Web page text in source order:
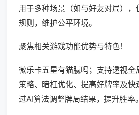
用于多种场景（如与好友对局），
规则，维护公平环境。
聚焦相关游戏功能优势与特色！
微乐卡五星有猫腻吗；支持透视全
策略、暗杠优化、提高好牌率及快
过AI算法调整牌局结果，提升胜率。